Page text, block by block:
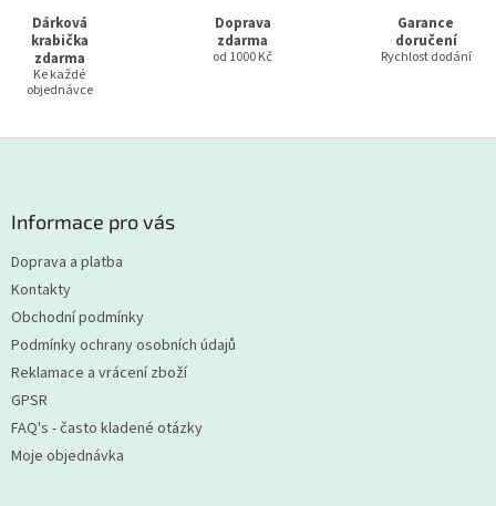
y
v
ý
u
Dárková
krabička
zdarma
Ke každé
objednávce
Doprava
zdarma
od 1000 Kč
Garance
doručení
Rychlost dodání
Informace pro vás
Doprava a platba
Kontakty
Obchodní podmínky
Podmínky ochrany osobních údajů
Reklamace a vrácení zboží
GPSR
FAQ's - často kladené otázky
Moje objednávka